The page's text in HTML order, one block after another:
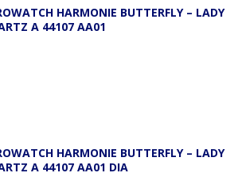
HARMONIE BUTTERFLY – LADY
A 44107 AA01
HARMONIE BUTTERFLY – LADY
A 44107 AA01 DIA